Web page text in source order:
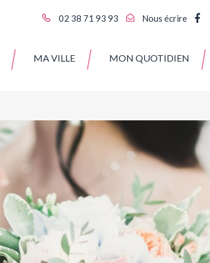
02 38 71 93 93 Nous écrire
le
MA VILLE MON QUOTIDIEN